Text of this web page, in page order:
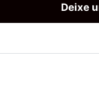
Deixe